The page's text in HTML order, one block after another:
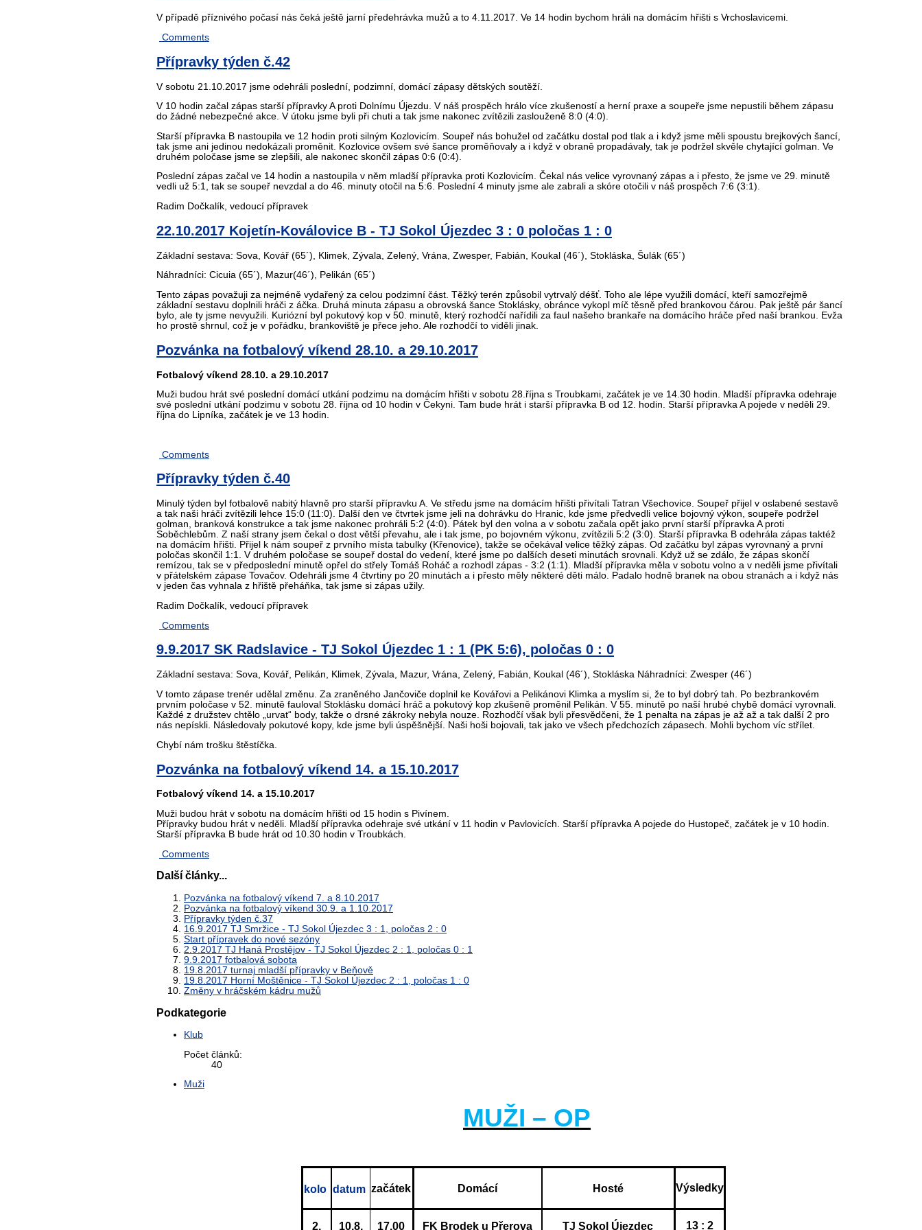
V případě příznivého počasí nás čeká ještě jarní předehrávka mužů a to 4.11.2017. Ve 14 hodin bychom hráli na domácím hřišti s Vrchoslavicemi.
Comments
Přípravky týden č.42
V sobotu 21.10.2017 jsme odehráli poslední, podzimní, domácí zápasy dětských soutěží.
V 10 hodin začal zápas starší přípravky A proti Dolnímu Újezdu. V náš prospěch hrálo více zkušeností a herní praxe a soupeře jsme nepustili během zápasu
do žádné nebezpečné akce. V útoku jsme byli při chuti a tak jsme nakonec zvítězili zaslouženě 8:0 (4:0).
Starší přípravka B nastoupila ve 12 hodin proti silným Kozlovicím. Soupeř nás bohužel od začátku dostal pod tlak a i když jsme měli spoustu brejkových šancí,
tak jsme ani jedinou nedokázali proměnit. Kozlovice ovšem své šance proměňovaly a i když v obraně propadávaly, tak je podržel skvěle chytající golman. Ve
druhém poločase jsme se zlepšili, ale nakonec skončil zápas 0:6 (0:4).
Poslední zápas začal ve 14 hodin a nastoupila v něm mladší přípravka proti Kozlovicím. Čekal nás velice vyrovnaný zápas a i přesto, že jsme ve 29. minutě
vedli už 5:1, tak se soupeř nevzdal a do 46. minuty otočil na 5:6. Poslední 4 minuty jsme ale zabrali a skóre otočili v náš prospěch 7:6 (3:1).
Radim Dočkalík, vedoucí přípravek
22.10.2017 Kojetín-Koválovice B - TJ Sokol Újezdec 3 : 0 poločas 1 : 0
Základní sestava: Sova, Kovář (65´), Klimek, Zývala, Zelený, Vrána, Zwesper, Fabián, Koukal (46´), Stokláska, Šulák (65´)
Náhradníci: Cicuia (65´), Mazur(46´), Pelikán (65´)
Tento zápas považuji za nejméně vydařený za celou podzimní část. Těžký terén způsobil vytrvalý déšť. Toho ale lépe využili domácí, kteří samozřejmě
základní sestavu doplnili hráči z áčka. Druhá minuta zápasu a obrovská šance Stoklásky, obránce vykopl míč těsně před brankovou čárou. Pak ještě pár šancí
bylo, ale ty jsme nevyužili. Kuriózní byl pokutový kop v 50. minutě, který rozhodčí nařídili za faul našeho brankaře na domácího hráče před naší brankou. Evža
ho prostě shrnul, což je v pořádku, brankoviště je přece jeho. Ale rozhodčí to viděli jinak.
Pozvánka na fotbalový víkend 28.10. a 29.10.2017
Fotbalový víkend 28.10. a 29.10.2017
Muži budou hrát své poslední domácí utkání podzimu na domácím hřišti v sobotu 28.října s Troubkami, začátek je ve 14.30 hodin. Mladší přípravka odehraje
své poslední utkání podzimu v sobotu 28. října od 10 hodin v Čekyni. Tam bude hrát i starší přípravka B od 12. hodin. Starší přípravka A pojede v neděli 29.
října do Lipníka, začátek je ve 13 hodin.
Comments
Přípravky týden č.40
Minulý týden byl fotbalově nabitý hlavně pro starší přípravku A. Ve středu jsme na domácím hřišti přivítali Tatran Všechovice. Soupeř přijel v oslabené sestavě
a tak naši hráči zvítězili lehce 15:0 (11:0). Další den ve čtvrtek jsme jeli na dohrávku do Hranic, kde jsme předvedli velice bojovný výkon, soupeře podržel
golman, branková konstrukce a tak jsme nakonec prohráli 5:2 (4:0). Pátek byl den volna a v sobotu začala opět jako první starší přípravka A proti
Soběchlebům. Z naší strany jsem čekal o dost větší převahu, ale i tak jsme, po bojovném výkonu, zvítězili 5:2 (3:0). Starší přípravka B odehrála zápas taktéž
na domácím hřišti. Přijel k nám soupeř z prvního místa tabulky (Křenovice), takže se očekával velice těžký zápas. Od začátku byl zápas vyrovnaný a první
poločas skončil 1:1. V druhém poločase se soupeř dostal do vedení, které jsme po dalších deseti minutách srovnali. Když už se zdálo, že zápas skončí
remízou, tak se v předposlední minutě opřel do střely Tomáš Roháč a rozhodl zápas - 3:2 (1:1). Mladší přípravka měla v sobotu volno a v neděli jsme přivítali
v přátelském zápase Tovačov. Odehráli jsme 4 čtvrtiny po 20 minutách a i přesto měly některé děti málo. Padalo hodně branek na obou stranách a i když nás
v jeden čas vyhnala z hřiště přeháňka, tak jsme si zápas užily.
Radim Dočkalík, vedoucí přípravek
Comments
9.9.2017 SK Radslavice - TJ Sokol Újezdec 1 : 1 (PK 5:6), poločas 0 : 0
Základní sestava: Sova, Kovář, Pelikán, Klimek, Zývala, Mazur, Vrána, Zelený, Fabián, Koukal (46´), Stokláska Náhradníci: Zwesper (46´)
V tomto zápase trenér udělal změnu. Za zraněného Jančoviče doplnil ke Kovářovi a Pelikánovi Klimka a myslím si, že to byl dobrý tah. Po bezbrankovém
prvním poločase v 52. minutě fauloval Stoklásku domácí hráč a pokutový kop zkušeně proměnil Pelikán. V 55. minutě po naší hrubé chybě domácí vyrovnali.
Každé z družstev chtělo „urvat“ body, takže o drsné zákroky nebyla nouze. Rozhodčí však byli přesvědčeni, že 1 penalta na zápas je až až a tak další 2 pro
nás nepískli. Následovaly pokutové kopy, kde jsme byli úspěšnější. Naši hoši bojovali, tak jako ve všech předchozích zápasech. Mohli bychom víc střílet.
Chybí nám trošku štěstíčka.
Pozvánka na fotbalový víkend 14. a 15.10.2017
Fotbalový víkend 14. a 15.10.2017
Muži budou hrát v sobotu na domácím hřišti od 15 hodin s Pivínem.
Přípravky budou hrát v neděli. Mladší přípravka odehraje své utkání v 11 hodin v Pavlovicích. Starší přípravka A pojede do Hustopeč, začátek je v 10 hodin.
Starší přípravka B bude hrát od 10.30 hodin v Troubkách.
Comments
Další články...
Pozvánka na fotbalový víkend 7. a 8.10.2017
Pozvánka na fotbalový víkend 30.9. a 1.10.2017
Přípravky týden č.37
16.9.2017 TJ Smržice - TJ Sokol Újezdec 3 : 1, poločas 2 : 0
Start přípravek do nové sezóny
2.9.2017 TJ Haná Prostějov - TJ Sokol Újezdec 2 : 1, poločas 0 : 1
9.9.2017 fotbalová sobota
19.8.2017 turnaj mladší přípravky v Beňově
19.8.2017 Horní Moštěnice - TJ Sokol Újezdec 2 : 1, poločas 1 : 0
Změny v hráčském kádru mužů
Podkategorie
Klub
Počet článků:
40
Muži
MUŽI – OP
kolo datum začátek Domácí Hosté Výsledky
2. 10.8. 17.00 FK Brodek u Přerova TJ Sokol Újezdec 13 : 2